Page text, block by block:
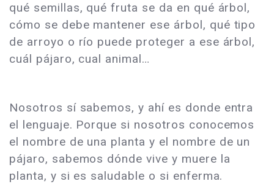
qué semillas, qué fruta se da en qué árbol,
cómo se debe mantener ese árbol, qué tipo
de arroyo o río puede proteger a ese árbol,
cuál pájaro, cual animal…
Nosotros sí sabemos, y ahí es donde entra
el lenguaje. Porque si nosotros conocemos
el nombre de una planta y el nombre de un
pájaro, sabemos dónde vive y muere la
planta, y si es saludable o si enferma.